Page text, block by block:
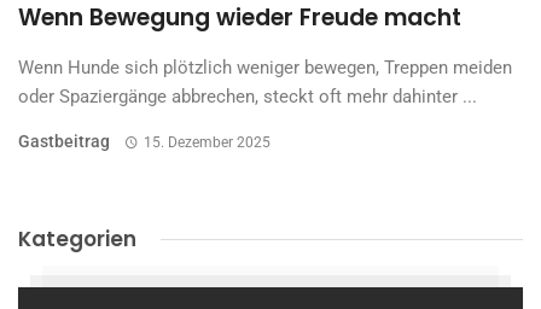
Wenn Bewegung wieder Freude macht
Wenn Hunde sich plötzlich weniger bewegen, Treppen meiden
oder Spaziergänge abbrechen, steckt oft mehr dahinter ...
Gastbeitrag 15. Dezember 2025
Kategorien